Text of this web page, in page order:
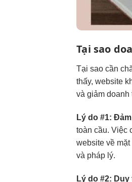
Tại sao
Tại sao cần
thấy, website
và giảm doanh
Lý do #1:
toàn cầu. Việc
website về
và pháp lý.
Lý do #2: